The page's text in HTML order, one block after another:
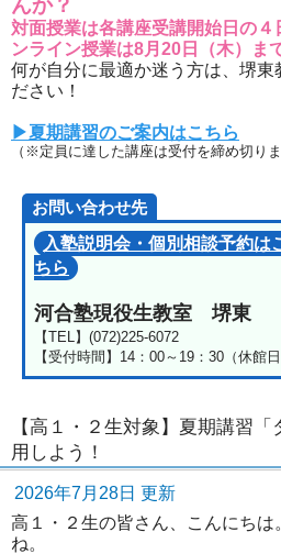
んか？
対面授業は各講座受講開始日の
ンライン授業は8月20日（木）ま
何が自分に最適か迷う方は、堺東
ださい！
▶夏期講習のご案内はこちら
（※定員に達した講座は受付を締め切りま
お問い合わせ先
入塾説明会・個別相談予約は
ちら
河合塾現役生教室 堺東
【TEL】(072)225-6072
【受付時間】14：00～19：30（休館
【高１・２生対象】夏期講習
用しよう！
2026年7月28日 更新
高１・２生の皆さん、こんにちは
ね。